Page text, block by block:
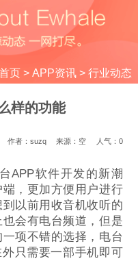
页> APP资讯> 行业动态
样的功能
作者：suzq 来源：空 人气： 0
APP软件开发的新潮
，更加方便用户进行
以前用收音机收听的
会有电台频道，但是
项不错的选择，电台
只需要一部手机即可